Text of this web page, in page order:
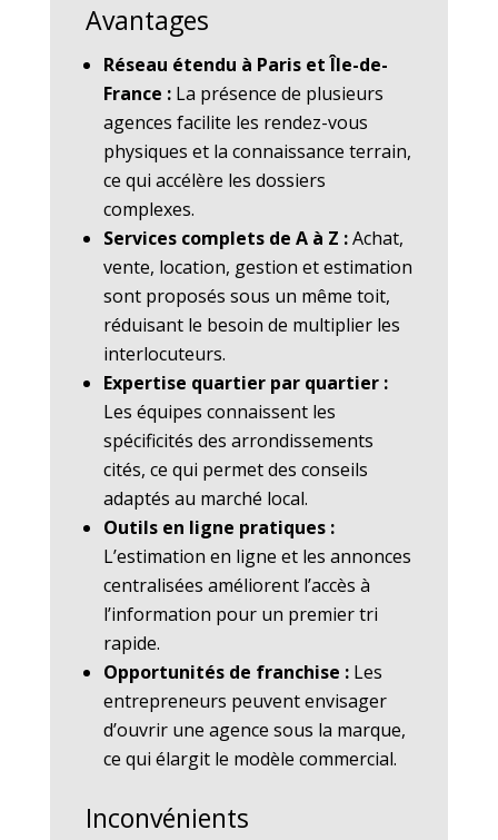
Avantages
Réseau étendu à Paris et Île-de-
France :La présence de plusieurs
agences facilite les rendez-vous
physiques et la connaissance terrain,
ce qui accélère les dossiers
complexes.
Services complets de A à Z :Achat,
vente, location, gestion et estimation
sont proposés sous un même toit,
réduisant le besoin de multiplier les
interlocuteurs.
Expertise quartier par quartier :
Les équipes connaissent les
spécificités des arrondissements
cités, ce qui permet des conseils
adaptés au marché local.
Outils en ligne pratiques :
L’estimation en ligne et les annonces
centralisées améliorent l’accès à
l’information pour un premier tri
rapide.
Opportunités de franchise :Les
entrepreneurs peuvent envisager
d’ouvrir une agence sous la marque,
ce qui élargit le modèle commercial.
Inconvénients